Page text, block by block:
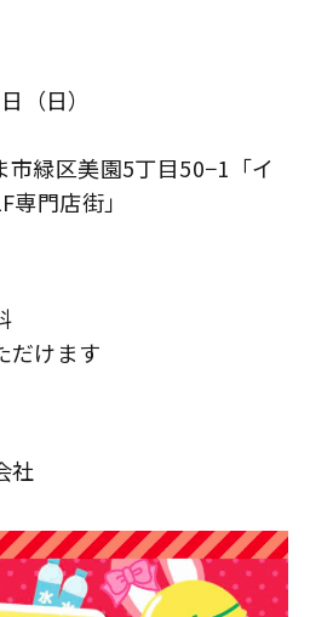
（日）
市緑区美園5丁目50−1「イ
門店街」
だけます
社